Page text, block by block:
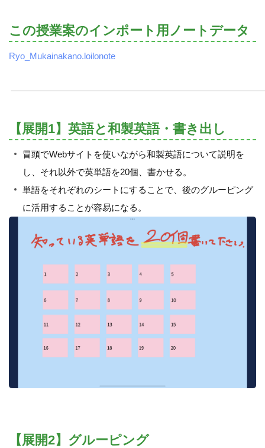
この授業案のインポート用ノートデータ
Ryo_Mukainakano.loilonote
【展開1】英語と和製英語・書き出し
冒頭でWebサイトを使いながら和製英語について説明を
し、それ以外で英単語を20個、書かせる。
単語をそれぞれのシートにすることで、後のグルーピング
に活用することが容易になる。
【展開2】グルーピング